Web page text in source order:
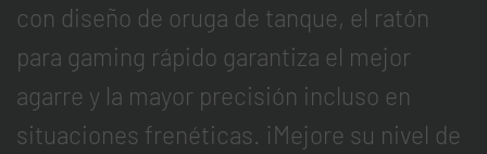
con diseño de oruga de tanque, el ratón
para gaming rápido garantiza el mejor
agarre y la mayor precisión incluso en
situaciones frenéticas. ¡Mejore su nivel de